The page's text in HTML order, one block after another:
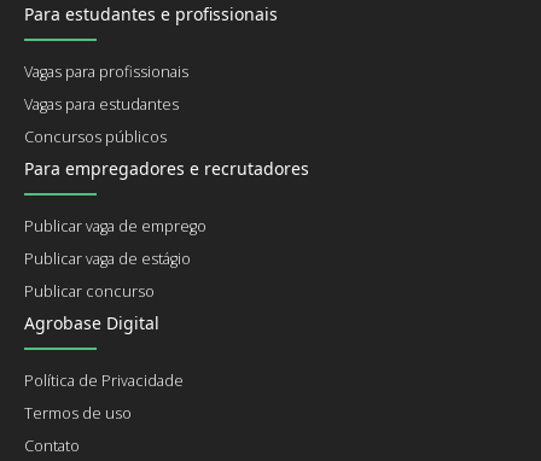
Para estudantes e profissionais
Vagas para profissionais
Vagas para estudantes
Concursos públicos
Para empregadores e recrutadores
Publicar vaga de emprego
Publicar vaga de estágio
Publicar concurso
Agrobase Digital
Política de Privacidade
Termos de uso
Contato